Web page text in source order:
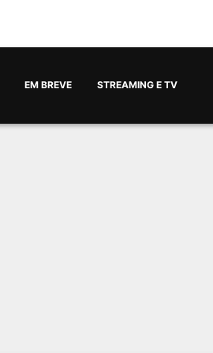
EM BREVE STREAMING E TV